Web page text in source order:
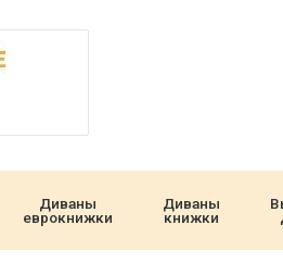
Диваны
еврокнижки
Диваны
книжки